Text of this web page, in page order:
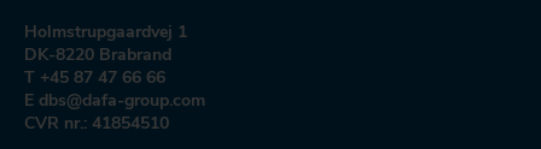
Holmstrupgaardvej 1
DK-8220 Brabrand
T +45 87 47 66 66
E dbs@dafa-group.com
CVR nr.: 41854510